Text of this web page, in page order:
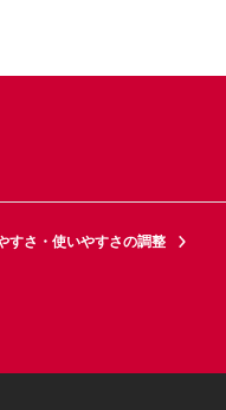
すさ・使いやすさの調整